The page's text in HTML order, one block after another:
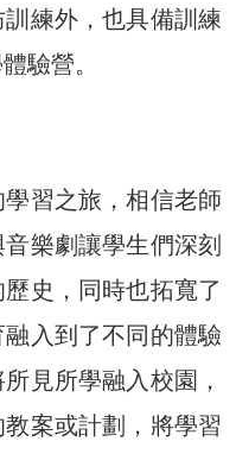
練外，也具備訓練
驗營。
習之旅，相信老師
樂劇讓學生們深刻
史，同時也拓寬了
入到了不同的體驗
見所學融入校園，
案或計劃，將學習